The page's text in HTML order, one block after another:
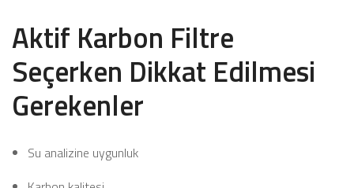
Aktif Karbon Filtre
Seçerken Dikkat Edilmesi
Gerekenler
Su analizine uygunluk